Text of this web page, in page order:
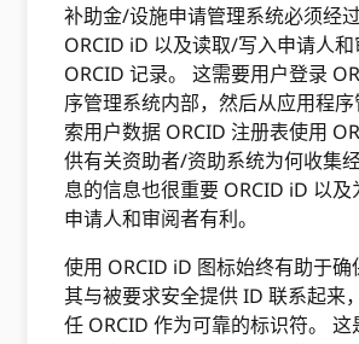
补助金/设施申请管理系统必须经
ORCID iD 以及读取/写入申请人
ORCID 记录。 这需要用户登录
序管理系统内部，然后从应用程
索用户数据 ORCID 注册表使用
供有关资助者/资助系统为何收集
息的信息也很重要 ORCID iD 以
申请人和审阅者有利。
使用 ORCID iD 图标始终有助于
其与被要求安全提供 ID 联系起来
任 ORCID 作为可靠的标识符。 这